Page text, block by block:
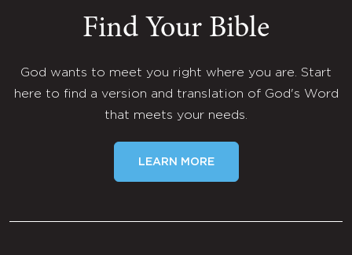
Find Your Bible
God wants to meet you right where you are. Start
here to find a version and translation of God's Word
that meets your needs.
LEARN MORE